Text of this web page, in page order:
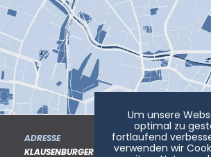
ADRESSE
KLAUSENBURGER STR. 9 (HAUS C) 81677
Um unsere
optimal zu
fortlaufend
verwenden wir